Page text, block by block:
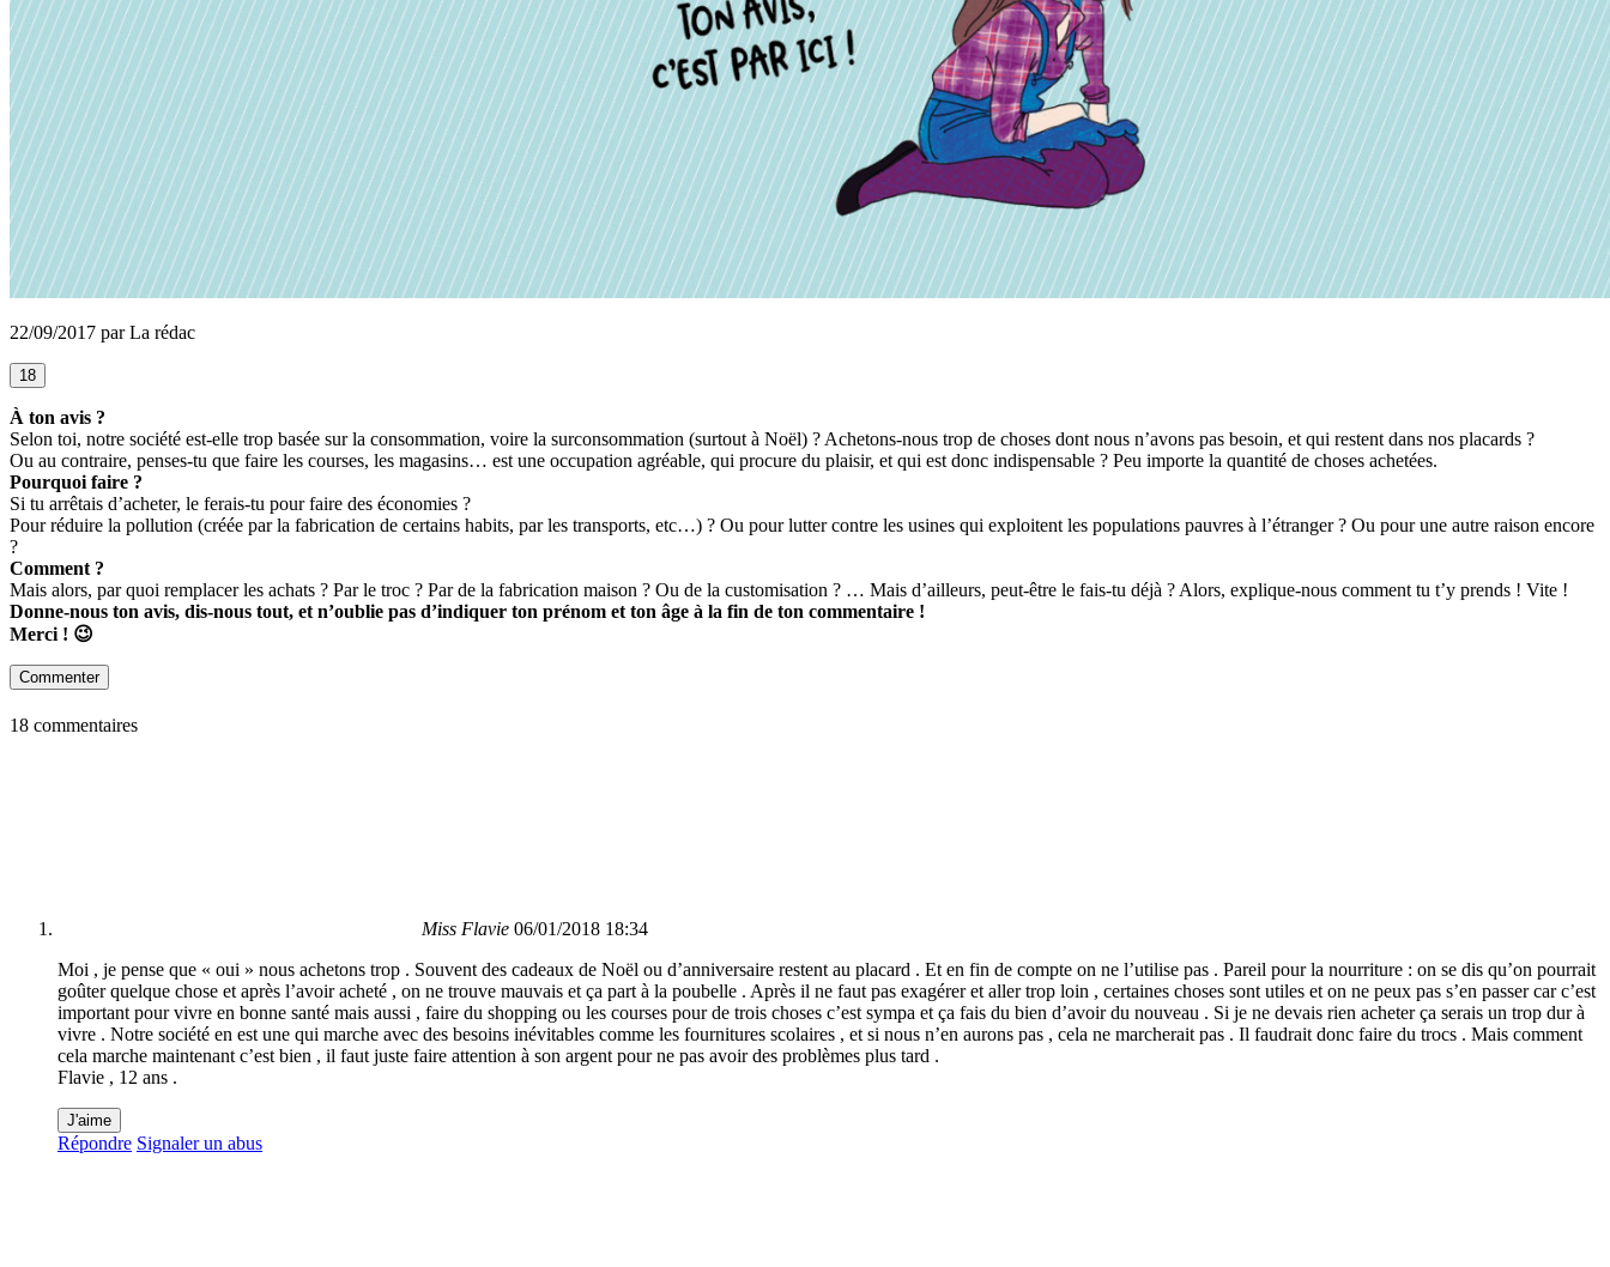
22/09/2017 par La rédac
18
À ton avis ?
Selon toi, notre société est-elle trop basée sur la consommation, voire la surconsommation (surtout à Noël) ? Achetons-nous trop de choses dont nous n’avons pas besoin, et qui restent dans nos placards ?
Ou au contraire, penses-tu que faire les courses, les magasins… est une occupation agréable, qui procure du plaisir, et qui est donc indispensable ? Peu importe la quantité de choses achetées.
Pourquoi faire ?
Si tu arrêtais d’acheter, le ferais-tu pour faire des économies ?
Pour réduire la pollution (créée par la fabrication de certains habits, par les transports, etc…) ? Ou pour lutter contre les usines qui exploitent les populations pauvres à l’étranger ? Ou pour une autre raison encore
?
Comment ?
Mais alors, par quoi remplacer les achats ? Par le troc ? Par de la fabrication maison ? Ou de la customisation ? … Mais d’ailleurs, peut-être le fais-tu déjà ? Alors, explique-nous comment tu t’y prends ! Vite !
Donne-nous ton avis, dis-nous tout, et n’oublie pas d’indiquer ton prénom et ton âge à la fin de ton commentaire !
Merci ! 😉
Commenter
18 commentaires
Miss Flavie 06/01/2018 18:34
Moi , je pense que « oui » nous achetons trop . Souvent des cadeaux de Noël ou d’anniversaire restent au placard . Et en fin de compte on ne l’utilise pas . Pareil pour la nourriture : on se dis qu’on pourrait
goûter quelque chose et après l’avoir acheté , on ne trouve mauvais et ça part à la poubelle . Après il ne faut pas exagérer et aller trop loin , certaines choses sont utiles et on ne peux pas s’en passer car c’est
important pour vivre en bonne santé mais aussi , faire du shopping ou les courses pour de trois choses c’est sympa et ça fais du bien d’avoir du nouveau . Si je ne devais rien acheter ça serais un trop dur à
vivre . Notre société en est une qui marche avec des besoins inévitables comme les fournitures scolaires , et si nous n’en aurons pas , cela ne marcherait pas . Il faudrait donc faire du trocs . Mais comment
cela marche maintenant c’est bien , il faut juste faire attention à son argent pour ne pas avoir des problèmes plus tard .
Flavie , 12 ans .
J'aime
Répondre Signaler un abus